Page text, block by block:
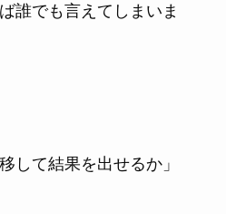
誰でも言えてしまいま
して結果を出せるか」